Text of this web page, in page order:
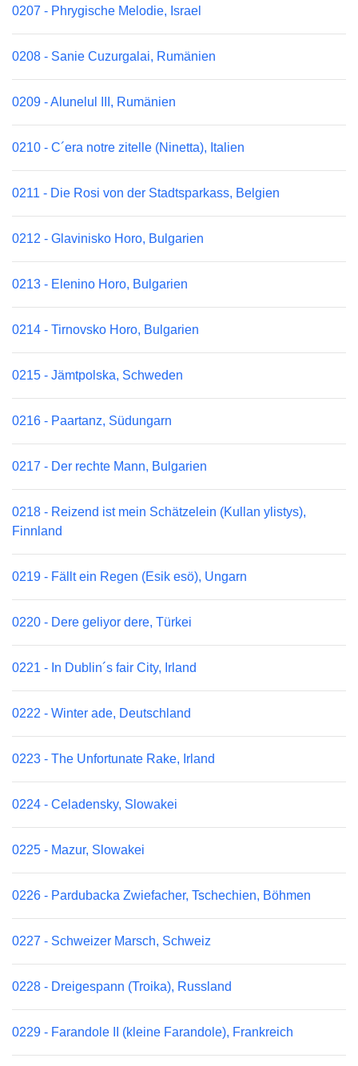
0207 - Phrygische Melodie, Israel
0208 - Sanie Cuzurgalai, Rumänien
0209 - Alunelul III, Rumänien
0210 - C´era notre zitelle (Ninetta), Italien
0211 - Die Rosi von der Stadtsparkass, Belgien
0212 - Glavinisko Horo, Bulgarien
0213 - Elenino Horo, Bulgarien
0214 - Tirnovsko Horo, Bulgarien
0215 - Jämtpolska, Schweden
0216 - Paartanz, Südungarn
0217 - Der rechte Mann, Bulgarien
0218 - Reizend ist mein Schätzelein (Kullan ylistys),
Finnland
0219 - Fällt ein Regen (Esik esö), Ungarn
0220 - Dere geliyor dere, Türkei
0221 - In Dublin´s fair City, Irland
0222 - Winter ade, Deutschland
0223 - The Unfortunate Rake, Irland
0224 - Celadensky, Slowakei
0225 - Mazur, Slowakei
0226 - Pardubacka Zwiefacher, Tschechien, Böhmen
0227 - Schweizer Marsch, Schweiz
0228 - Dreigespann (Troika), Russland
0229 - Farandole II (kleine Farandole), Frankreich